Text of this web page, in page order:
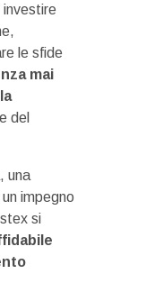
investire
le sfide
mai
del
una
impegno
si